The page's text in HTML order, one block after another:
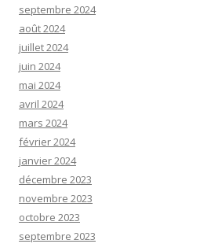
septembre 2024
août 2024
juillet 2024
juin 2024
mai 2024
avril 2024
mars 2024
février 2024
janvier 2024
décembre 2023
novembre 2023
octobre 2023
septembre 2023